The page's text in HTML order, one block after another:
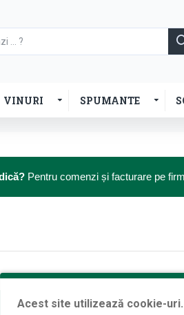
VINURI SPUMANTE
Pentru comenzi și facturare pe
CONTINUĂ
Acest site utilizează cookie-uri.